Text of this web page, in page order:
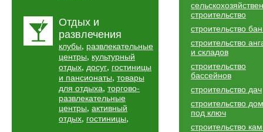
Отдых и
развлечения
клубы, развлекательные
центры, культурный
отдых, досуг, гостиницы
и пансионаты, товары
для отдыха, торгово-
развлекательные
центры, активный
отдых, гостиницы,
строительство
строительство
строительство
и складов
строительство
бассейнов
строительство дач
строительство
под ключ
строительство